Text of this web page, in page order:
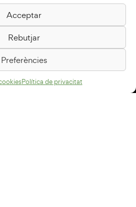
Acceptar
Rebutjar
Preferències
Política de privacitat
Bayés
1